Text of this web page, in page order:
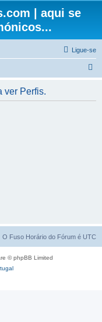
| aqui se
Ligue-se
ver Perfis.
O Fuso Horário do Fórum é UTC
© phpBB Limited